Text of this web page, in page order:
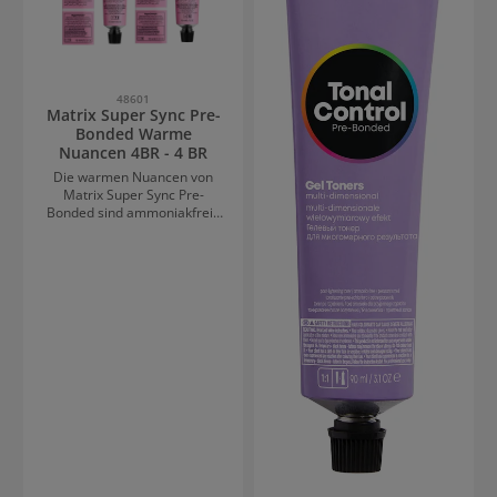
48601
Matrix Super Sync Pre-
Bonded Warme
Nuancen 4BR - 4 BR
Die warmen Nuancen von
Matrix Super Sync Pre-
Bonded sind ammoniakfreie